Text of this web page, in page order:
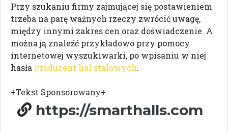
Przy szukaniu firmy zajmującej się postawieniem
trzeba na parę ważnych rzeczy zwrócić uwagę,
między innymi zakres cen oraz doświadczenie. A
można ją znaleźć przykładowo przy pomocy
internetowej wyszukiwarki, po wpisaniu w niej
hasła Producent hal stalowych.
+Tekst Sponsorowany+
https://smarthalls.com